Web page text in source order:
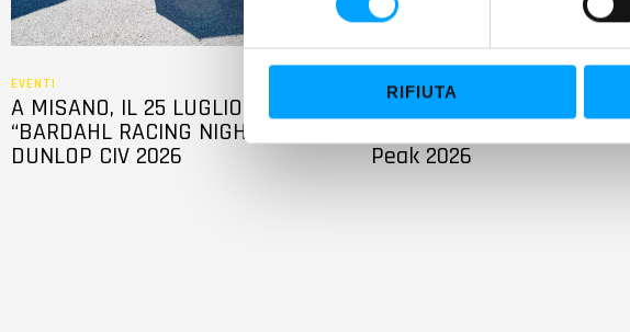
e
z
n
RIFIUTA
EVENTI
A MISANO, IL 25 LUGLIO, LA
“BARDAHL RACING NIGHT” DEL
DUNLOP CIV 2026
PARTNERSHIP
Terzo posto per Faggioli
Peak 2026